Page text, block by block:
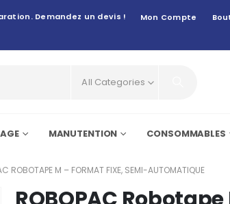
Demandez un devis ! Mon Compte
All Categories
MANUTENTION CONSOMMABLES
ROBOTAPE M – FORMAT FIXE, SEMI-AUTOMATIQUE